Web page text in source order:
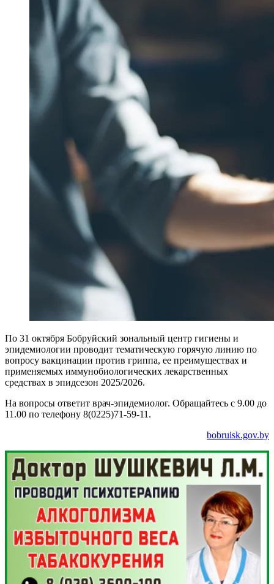
По 31 октября Бобруйский зональный центр гигиены и
эпидемиологии проводит тематическую горячую линию по
вопросу вакцинации против гриппа, ее преимуществах и
применяемых иммунобиологических лекарственных
средствах в эпидсезон 2025/2026.
На вопросы ответит врач-эпидемиолог. Обращайтесь с 9.00 до
11.00 по телефону 8(0225)71-59-11.
bobruisk.gov.by